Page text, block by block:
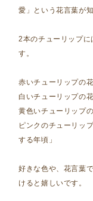
愛」という花言葉が
2本のチューリップに
す。
赤いチューリップの
白いチューリップの
黄色いチューリップ
ピンクのチューリッ
する年頃」
好きな色や、花言葉
けると嬉しいです。